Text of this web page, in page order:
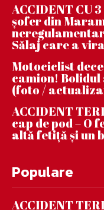
ACCIDENT CU
șofer din
Sălaj care a
Motociclist
camion! Bolidul
(foto /
ACCIDENT
cap de pod – O
altă fetiță și un
Populare
ACCIDENT